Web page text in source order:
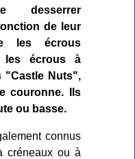
desserrer
de leur
les écrous
les écrous à
"Castle Nuts",
couronne. Ils
ou basse.
connus
créneaux ou à